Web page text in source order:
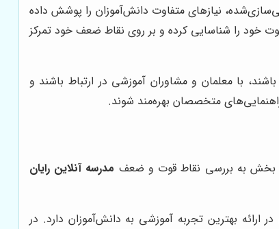
نیازهای متفاوت دانش‌آموزان را پوشش داده
خود را شناسایی کرده و بر روی نقاط ضعف خود تمرکز
با معلمان و مشاوران آموزشی در ارتباط باشند و
متخصصان بهره‌مند شوند.
بخش به بررسی نقاط قوت و ضعف مدرسه آنلاین رایان
ارائه بهترین تجربه آموزشی به دانش‌آموزان دارد. در